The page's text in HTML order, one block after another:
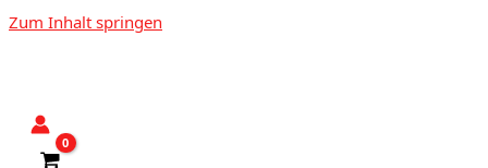
Zum Inhalt springen